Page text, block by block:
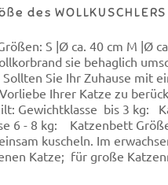
des
S |Ø ca. 40 cm M
sie behaglich
Sie Ihr Zuhause mit
Ihrer Katze zu
Gewichtklasse bis 3 kg:
6 - 8 kg: Katzenbett
kuscheln. Im
Katze; für große